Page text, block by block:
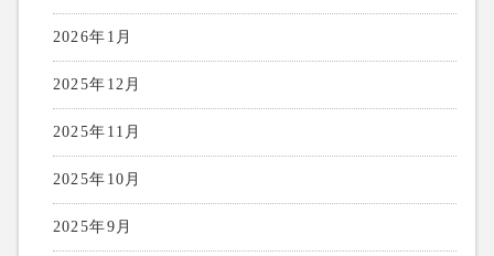
2026年1月
2025年12月
2025年11月
2025年10月
2025年9月